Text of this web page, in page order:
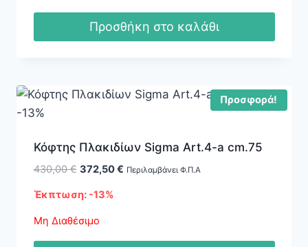
Προσθήκη στο καλάθι
Προσφορά!
-13%
Κόφτης Πλακιδίων Sigma Art.4-a cm.75
430,00€ Original
was:
430,00 €.
372,50€ΗΠεριλαμβάνει Φ.Π.Α
Έκπτωση: -13%
Μη Διαθέσιμο